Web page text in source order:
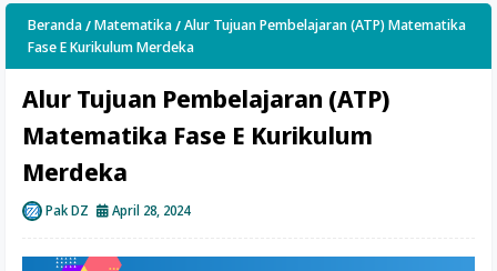
Beranda Matematika
Alur Tujuan Pembelajaran (ATP) Matematika
Fase E Kurikulum Merdeka
Alur Tujuan Pembelajaran (ATP)
Matematika Fase E Kurikulum
Merdeka
Pak DZ April 28, 2024